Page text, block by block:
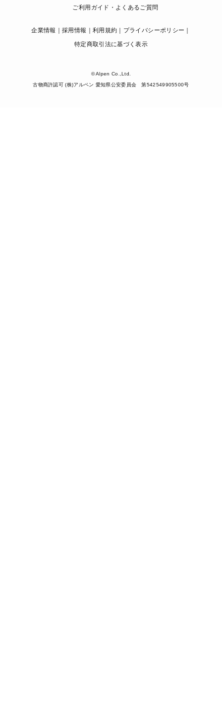
ご利用ガイド・よくあるご質問
企業情報 採用情報 利用規約
プライバシーポリシー
特定商取引法に基づく表示
© Alpen Co.,Ltd.
古物商許認可 (株)アルペン 愛知県公安委員会 第542549905500号